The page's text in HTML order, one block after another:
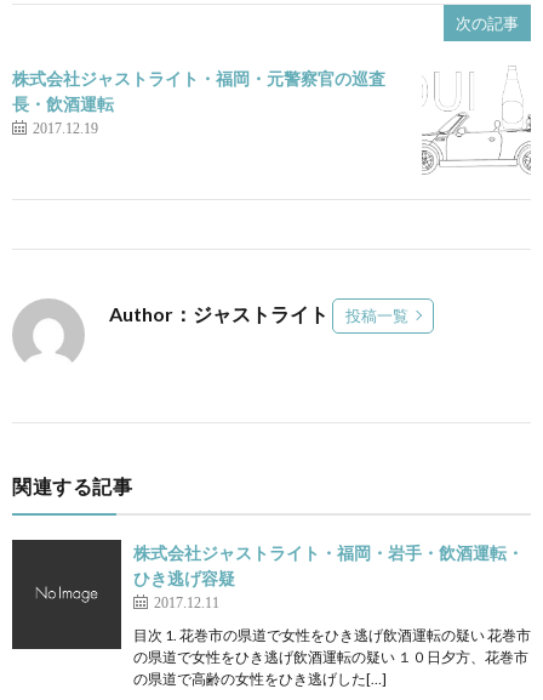
次の記事
株式会社ジャストライト・福岡・元警察官の巡査
長・飲酒運転
2017.12.19
Author：ジャストライト 投稿一覧
関連する記事
株式会社ジャストライト・福岡・岩手・飲酒運転・
ひき逃げ容疑
2017.12.11
目次 1. 花巻市の県道で女性をひき逃げ飲酒運転の疑い 花巻市
の県道で女性をひき逃げ飲酒運転の疑い １０日夕方、花巻市
の県道で高齢の女性をひき逃げした[…]